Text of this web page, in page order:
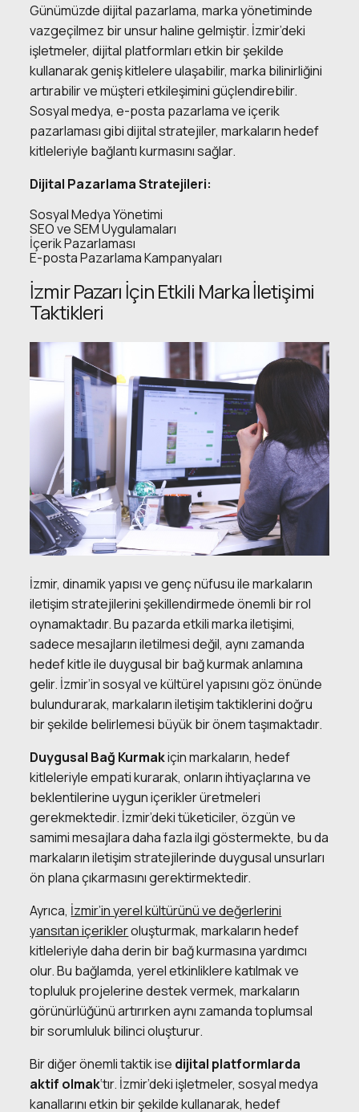
Günümüzde dijital pazarlama, marka yönetiminde
vazgeçilmez bir unsur haline gelmiştir. İzmir’deki
işletmeler, dijital platformları etkin bir şekilde
kullanarak geniş kitlelere ulaşabilir, marka bilinirliğini
artırabilir ve müşteri etkileşimini güçlendirebilir.
Sosyal medya, e-posta pazarlama ve içerik
pazarlaması gibi dijital stratejiler, markaların hedef
kitleleriyle bağlantı kurmasını sağlar.
Dijital Pazarlama Stratejileri:
Sosyal Medya Yönetimi
SEO ve SEM Uygulamaları
İçerik Pazarlaması
E-posta Pazarlama Kampanyaları
İzmir Pazarı İçin Etkili Marka İletişimi
Taktikleri
İzmir, dinamik yapısı ve genç nüfusu ile markaların
iletişim stratejilerini şekillendirmede önemli bir rol
oynamaktadır. Bu pazarda etkili marka iletişimi,
sadece mesajların iletilmesi değil, aynı zamanda
hedef kitle ile duygusal bir bağ kurmak anlamına
gelir. İzmir’in sosyal ve kültürel yapısını göz önünde
bulundurarak, markaların iletişim taktiklerini doğru
bir şekilde belirlemesi büyük bir önem taşımaktadır.
Duygusal Bağ Kurmakiçin markaların, hedef
kitleleriyle empati kurarak, onların ihtiyaçlarına ve
beklentilerine uygun içerikler üretmeleri
gerekmektedir. İzmir’deki tüketiciler, özgün ve
samimi mesajlara daha fazla ilgi göstermekte, bu da
markaların iletişim stratejilerinde duygusal unsurları
ön plana çıkarmasını gerektirmektedir.
Ayrıca, İzmir’in yerel kültürünü ve değerlerini
yansıtan içerikleroluşturmak, markaların hedef
kitleleriyle daha derin bir bağ kurmasına yardımcı
olur. Bu bağlamda, yerel etkinliklere katılmak ve
topluluk projelerine destek vermek, markaların
görünürlüğünü artırırken aynı zamanda toplumsal
bir sorumluluk bilinci oluşturur.
Bir diğer önemli taktik ise dijital platformlarda
aktif olmak‘tır. İzmir’deki işletmeler, sosyal medya
kanallarını etkin bir şekilde kullanarak, hedef